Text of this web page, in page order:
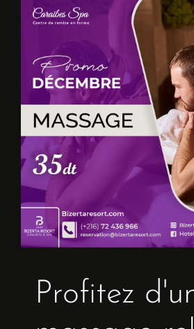
Profitez